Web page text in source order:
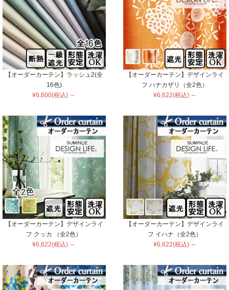
【オーダーカーテン】ラッシュ2(全
16色)
¥6,600(税込) ～
【オーダーカーテン】デザインライ
フ ハナカザリ（全2色）
¥6,622(税込) ～
【オーダーカーテン】デザインライ
フ クッカ （全2色）
¥6,622(税込) ～
【オーダーカーテン】デザインライ
フ イハナ（全2色）
¥6,622(税込) ～